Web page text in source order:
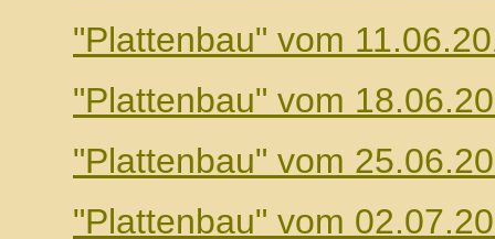
"Plattenbau" vom
"Plattenbau" vom
"Plattenbau" vom
"Plattenbau" vom